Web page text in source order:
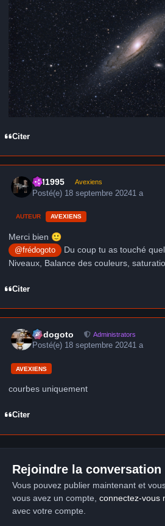
Citer
LM1995 Avexiens
Posté(e) 18 septembre 20241 a
AUTEUR AVEXIENS
Merci bien 🙂
@frédogoto
Du coup tu as touché
Niveaux, Balance des couleurs,
Citer
frédogoto Administrators
Posté(e) 18 septembre 20241 a
AVEXIENS
courbes uniquement
Citer
Rejoindre la conversation
Vous pouvez publier maintenant et
vous avez un compte, connectez-vous
avec votre compte.